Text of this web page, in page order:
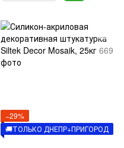
−29%
🚚ТОЛЬКО ДНЕПР+ПРИГОРОД